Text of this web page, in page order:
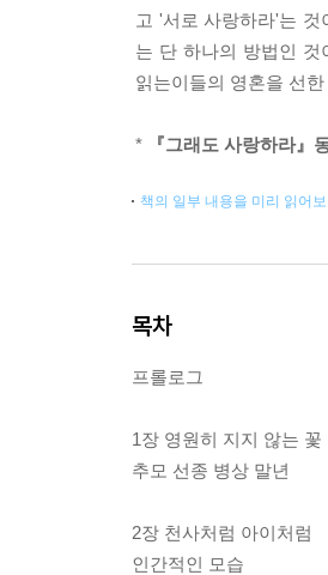
고 '서로 사랑하라'는
는 단 하나의 방법인
읽는이들의 영혼을 선
* 『그래도 사랑하라』
책의 일부 내용을 미리 읽어
목차
프롤로그
1장 영원히 지지 않는 꽃
추모 선종 병상 말년
2장 천사처럼 아이처럼
인간적인 모습